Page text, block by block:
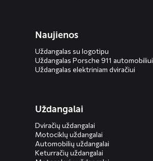
Naujienos
Uždangalas su logotipu
Uždangalas Porsche 911 automobiliui
Uždangalas elektriniam dviračiui
Uždangalai
Dviračių uždangalai
Motociklų uždangalai
Automobilių uždangalai
Keturračių uždangalai